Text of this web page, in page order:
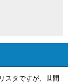
スタですが、世間